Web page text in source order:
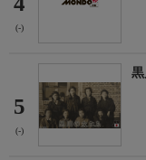
(-)
5
(-)